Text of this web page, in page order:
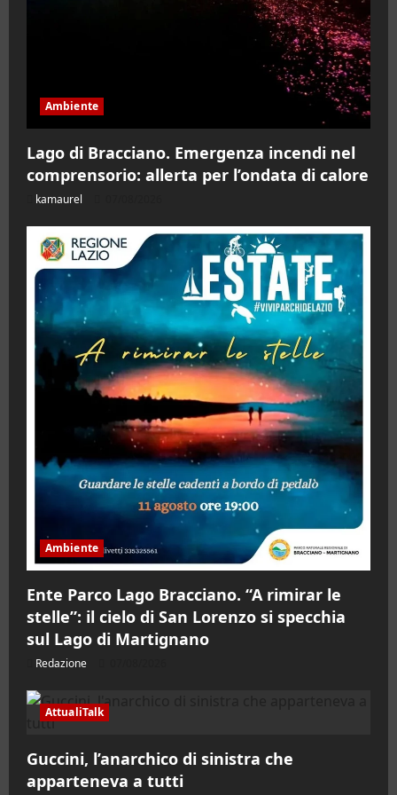
Ambiente
Lago di Bracciano. Emergenza incendi nel
comprensorio: allerta per l’ondata di calore
kamaurel
Ambiente
Ente Parco Lago Bracciano. “A rimirar le
stelle”: il cielo di San Lorenzo si specchia
sul Lago di Martignano
Redazione
AttualiTalk
Guccini, l’anarchico di sinistra che
apparteneva a tutti